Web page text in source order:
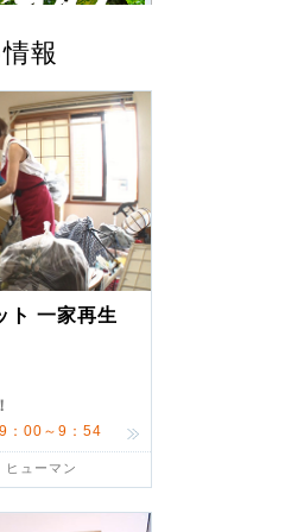
報
ト 一家再生
：00～9：54
ヒューマン